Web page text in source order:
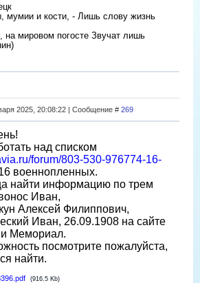
мумии и кости, - Лишь слову жизнь
на мировом погосте Звучат лишь
2025, 20:08:22 | Сообщение # 269
над списком
forum/803-530-976774-16-
военнопленных.
найти информацию по трем
Иван,
Алексей Филиппович,
Иван, 26.09.1908 на сайте
Мемориал.
посмотрите пожалуйста,
найти.
(916.5 Kb)